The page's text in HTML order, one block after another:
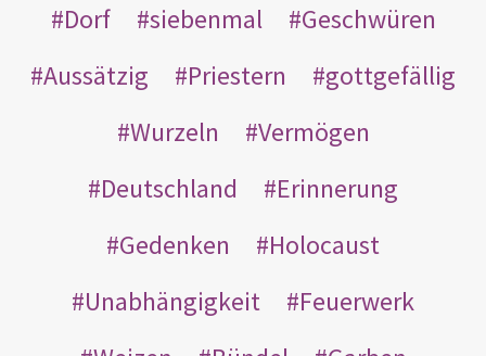
Dorf
siebenmal
Geschwüren
Aussätzig
Priestern
gottgefällig
Wurzeln
Vermögen
Deutschland
Erinnerung
Gedenken
Holocaust
Unabhängigkeit
Feuerwerk